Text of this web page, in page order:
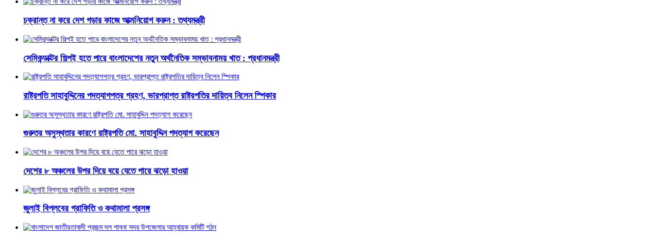
চক্রান্ত না করে দেশ গড়ার কাজে আত্মনিয়োগ করুন : তথ্যমন্ত্রী
সেমিকন্ডাক্টর শিল্পই হতে পারে বাংলাদেশের নতুন অর্থনৈতিক সম্ভাবনাময় খাত : প্রধানমন্ত্রী
রাষ্ট্রপতি সাহাবুদ্দিনের পদত্যাগপত্র গ্রহণ, ভারপ্রাপ্ত রাষ্ট্রপতির দায়িত্ব নিলেন স্পিকার
গুরুতর অসুস্থতার কারণে রাষ্ট্রপতি মো. সাহাবুদ্দিন পদত্যাগ করেছেন
দেশের ৮ অঞ্চলের উপর দিয়ে বয়ে যেতে পারে ঝড়ো হাওয়া
জুলাই বিপ্লবের গ্রাফিতি ও কথামালা প্রসঙ্গ